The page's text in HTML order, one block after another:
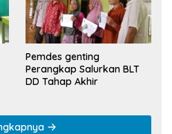
Pemdes genting
Perangkap Salurkan BLT
DD Tahap Akhir